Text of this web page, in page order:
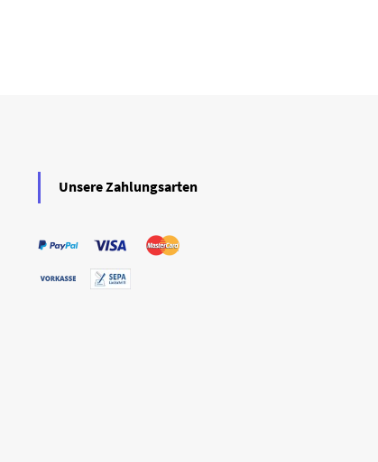
Unsere Zahlungsarten